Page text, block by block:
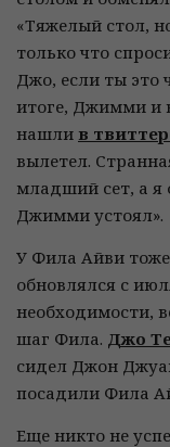
«Тяжелый стол,
только что
Джо, если ты это
итоге, Джимми и
нашли в
вылетел.
младший сет, а я
Джимми устоял».
У Фила Айви тоже
обновлялся с
необходимости,
шаг Фила. Джо
сидел Джон
посадили Фила
Еще никто не